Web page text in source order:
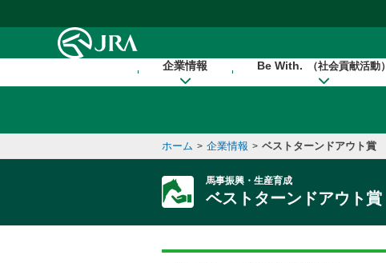
企業情報 Be With. （社会貢献活動）
ホーム > 企業情報 > ベストターンドアウト賞
馬事振興・生産育成
ベストターンドアウト賞